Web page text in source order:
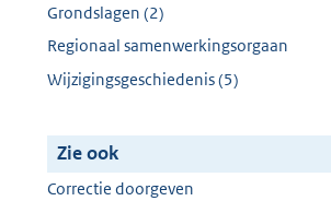
Grondslagen (2)
Regionaal samenwerkingsorgaan
Wijzigingsgeschiedenis (5)
Zie ook
Correctie doorgeven